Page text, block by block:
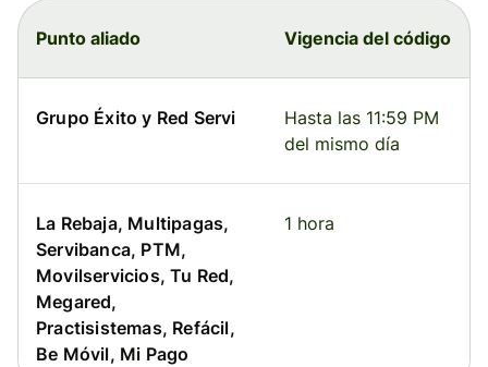
Punto aliado Vigencia del código
Grupo Éxito y Red Servi
Hasta las 11:59 PM
del mismo día
La Rebaja, Multipagas,
Servibanca, PTM,
Movilservicios, Tu Red,
Megared,
Practisistemas, Refácil,
Be Móvil, Mi Pago
1 hora